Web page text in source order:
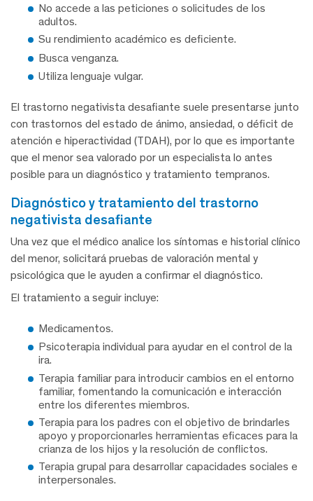
No accede a las peticiones o solicitudes de los
adultos.
Su rendimiento académico es deficiente.
Busca venganza.
Utiliza lenguaje vulgar.
El trastorno negativista desafiante suele presentarse junto
con trastornos del estado de ánimo, ansiedad, o déficit de
atención e hiperactividad (TDAH), por lo que es importante
que el menor sea valorado por un especialista lo antes
posible para un diagnóstico y tratamiento tempranos.
diagnóstico y tratamiento del trastorno
negativista desafiante
Una vez que el médico analice los síntomas e historial clínico
del menor, solicitará pruebas de valoración mental y
psicológica que le ayuden a confirmar el diagnóstico.
El tratamiento a seguir incluye:
Medicamentos.
Psicoterapia individual para ayudar en el control de la
ira.
Terapia familiar para introducir cambios en el entorno
familiar, fomentando la comunicación e interacción
entre los diferentes miembros.
Terapia para los padres con el objetivo de brindarles
apoyo y proporcionarles herramientas eficaces para la
crianza de los hijos y la resolución de conflictos.
Terapia grupal para desarrollar capacidades sociales e
interpersonales.